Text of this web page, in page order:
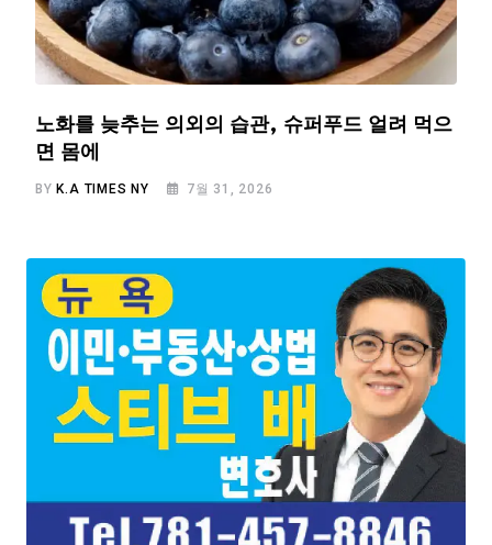
노화를 늦추는 의외의 습관, 슈퍼푸드 얼려 먹으
면 몸에
BYK.A TIMES NY 7월 31, 2026